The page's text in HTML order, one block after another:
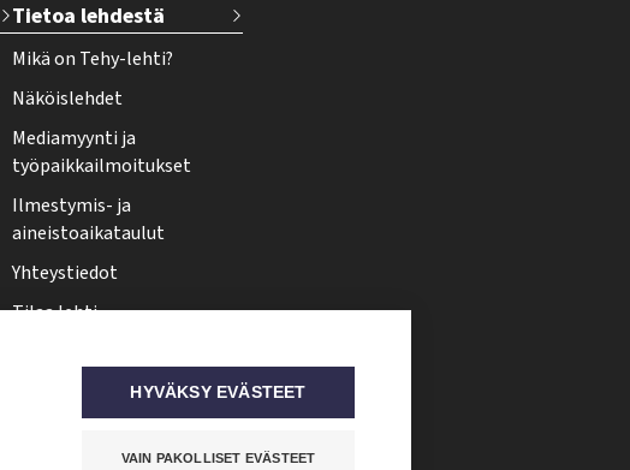
Tietoa lehdestä
Mikä on Tehy-lehti?
Näköislehdet
Mediamyynti ja
työpaikkailmoitukset
Ilmestymis- ja
aineistoaikataulut
Yhteystiedot
Tilaa lehti
Tehy-lehti somessaHYVÄKSY EVÄSTEET
VAIN PAKOLLISET EVÄSTEET